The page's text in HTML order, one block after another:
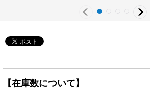
【在庫数について】